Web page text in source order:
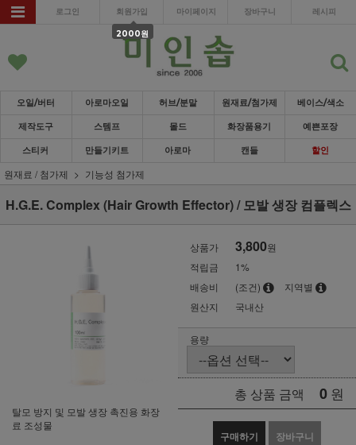
로그인
회원가입
2000원
마이페이지 장바구니 레시피
오일/버터 아로마오일 허브/분말 원재료/첨가제 베이스/색소
제작도구 스템프 몰드 화장품용기 예쁜포장
스티커 만들기키트 아로마 캔들 할인
원재료 / 첨가제 기능성 첨가제
H.G.E. Complex (Hair Growth Effector) / 모발 생장 컴플렉스
탈모 방지 및 모발 생장 촉진용 화장
료 조성물
상품가 3,800원
적립금
1%
배송비
(조건)
지역별
원산지
국내산
용량
총 상품 금액 0 원
구매하기 장바구니